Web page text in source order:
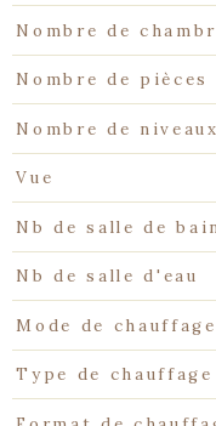
Nombre de
Nombre de pièces
Nombre de niveaux
Vue
Nb de salle de
Nb de salle d'eau
Mode de chauffage
Type de chauffage